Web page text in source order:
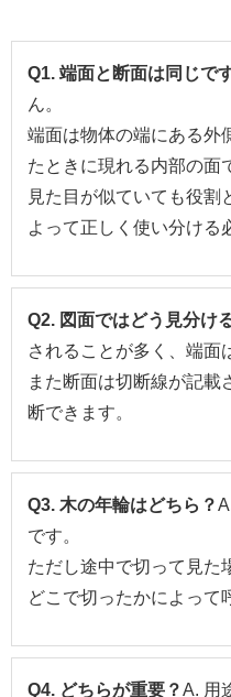
Q1. 端面と断面は同じで
ん。
端面は物体の端にある外
たときに現れる内部の面
見た目が似ていても役割
よって正しく使い分ける
Q2. 図面ではどう見分け
されることが多く、端面
また断面は切断線が記載
断できます。
Q3. 木の年輪はどちら？
です。
ただし途中で切って見た
どこで切ったかによって
Q4. どちらが重要？ A. 用